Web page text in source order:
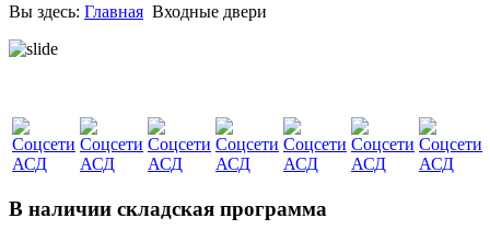
Вы здесь: Главная Входные двери
В наличии складская программа